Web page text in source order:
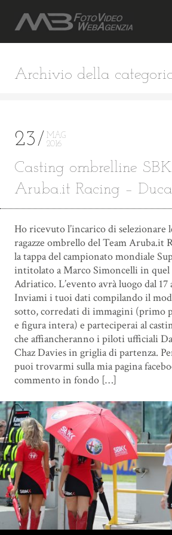
Archivio della
23
MAG
2016
Casting ombrelline
Aruba.it Racing –
Ho ricevuto l’incarico di selezionare
ragazze ombrello del Team Aruba.it
la tappa del campionato mondiale
intitolato a Marco Simoncelli in
Adriatico. L’evento avrà luogo dal 17
Inviami i tuoi dati compilando il
sotto, corredati di immagini (primo
e figura intera) e parteciperai al
che affiancheranno i piloti ufficiali
Chaz Davies in griglia di partenza.
puoi trovarmi sulla mia pagina
commento in fondo […]